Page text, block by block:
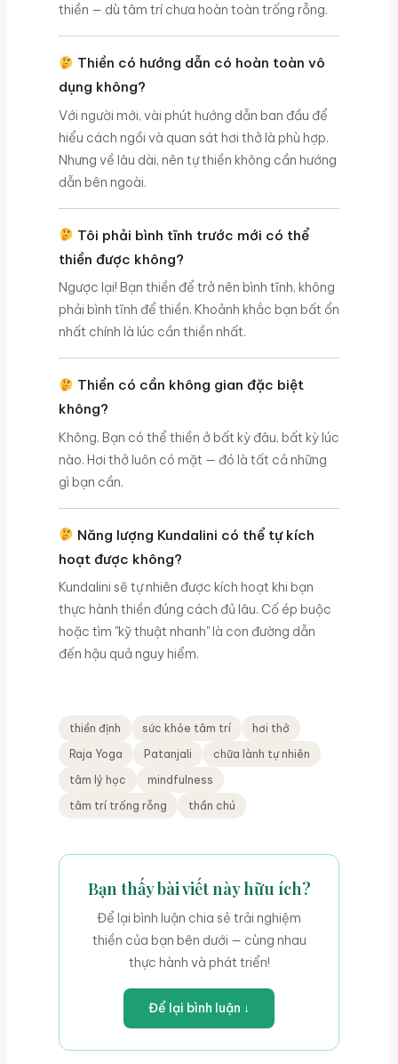
thiền — dù tâm trí chưa hoàn toàn trống rỗng.
Thiền có hướng dẫn có hoàn toàn vô
dụng không?
Với người mới, vài phút hướng dẫn ban đầu để
hiểu cách ngồi và quan sát hơi thở là phù hợp.
Nhưng về lâu dài, nên tự thiền không cần hướng
dẫn bên ngoài.
Tôi phải bình tĩnh trước mới có thể
thiền được không?
Ngược lại! Bạn thiền để trở nên bình tĩnh, không
phải bình tĩnh để thiền. Khoảnh khắc bạn bất ổn
nhất chính là lúc cần thiền nhất.
Thiền có cần không gian đặc biệt
không?
Không. Bạn có thể thiền ở bất kỳ đâu, bất kỳ lúc
nào. Hơi thở luôn có mặt — đó là tất cả những
gì bạn cần.
Năng lượng Kundalini có thể tự kích
hoạt được không?
Kundalini sẽ tự nhiên được kích hoạt khi bạn
thực hành thiền đúng cách đủ lâu. Cố ép buộc
hoặc tìm "kỹ thuật nhanh" là con đường dẫn
đến hậu quả nguy hiểm.
thiền định sức khỏe tâm trí
hơi thở
Raja Yoga
Patanjali
chữa lành tự nhiên
tâm lý học
mindfulness
tâm trí trống rỗng
thần chú
Bạn thấy bài viết này hữu ích?
Để lại bình luận chia sẻ trải nghiệm
thiền của bạn bên dưới — cùng nhau
thực hành và phát triển!
Để lại bình luận ↓